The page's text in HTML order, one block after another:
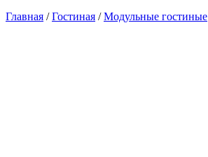
Главная /Гостиная /Модульные гостиные